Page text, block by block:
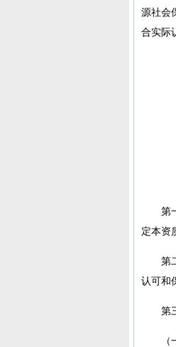
源社会
合实际
第
定本资
第
认可和
第